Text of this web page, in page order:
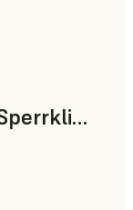
Nylon 12 Tough Powder Sperrklinke